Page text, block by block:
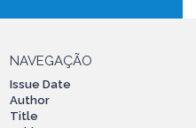
NAVEGAÇÃO
Issue Date
Author
Title